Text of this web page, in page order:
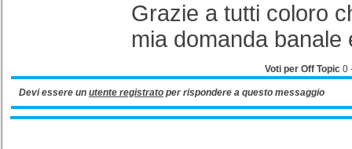
Grazie a tutti coloro
mia domanda banale
Voti per Off Topic 0
Devi essere un utente registrato per rispondere a questo messaggio